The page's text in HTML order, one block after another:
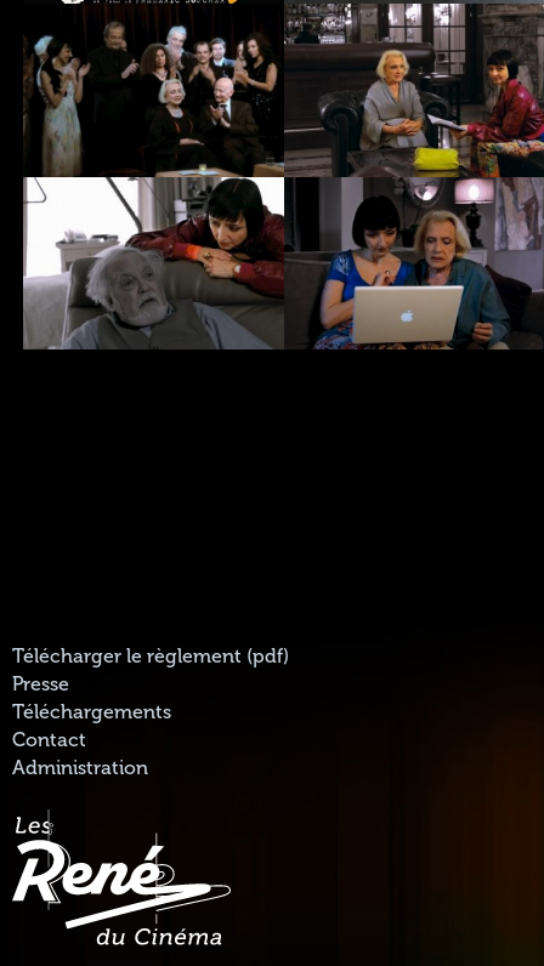
Télécharger le règlement (pdf)
Presse
Téléchargements
Contact
Administration